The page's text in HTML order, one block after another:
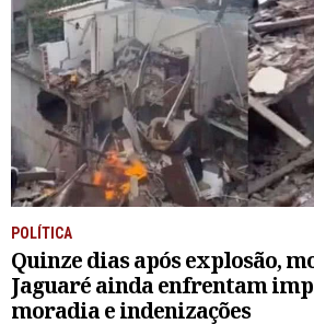
POLÍTICA
Quinze dias após explosão,
Jaguaré ainda enfrentam
moradia e indenizações